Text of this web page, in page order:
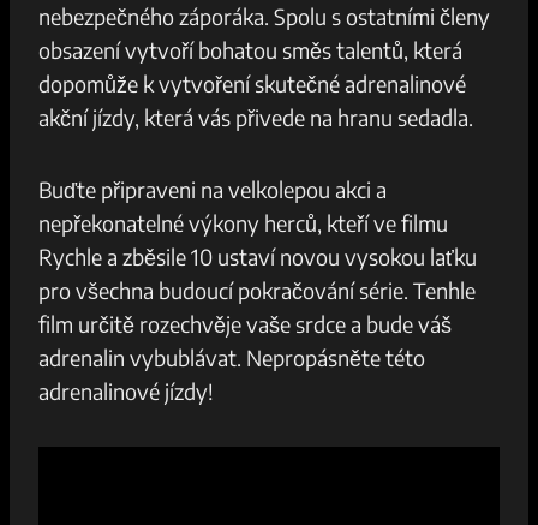
nebezpečného záporáka. Spolu s ostatními‌ členy
obsazení ⁣vytvoří bohatou směs talentů, která
dopomůže k vytvoření skutečné adrenalinové
akční ⁤jízdy, která vás‌ přivede na​ hranu ‍sedadla.
Buďte připraveni na velkolepou ⁣akci​ a ​
nepřekonatelné výkony herců, kteří‍ ve filmu⁤
Rychle a‌ zběsile 10 ustaví novou⁢ vysokou laťku
pro všechna ⁢budoucí pokračování série. Tenhle
film ​určitě rozechvěje vaše srdce a bude váš
adrenalin​ vybublávat. Nepropásněte‍ této⁣
adrenalinové jízdy!